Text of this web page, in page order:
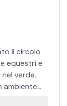
il circolo
equestri e
verde.
ambiente
Passione